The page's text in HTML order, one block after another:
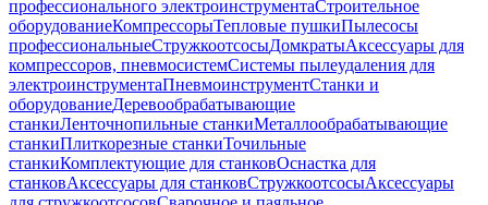
профессионального электроинструментаСтроительное
оборудованиеКомпрессорыТепловые пушкиПылесосы
профессиональныеСтружкоотсосыДомкратыАксессуары для
компрессоров, пневмосистемСистемы пылеудаления для
электроинструментаПневмоинструментСтанки и
оборудованиеДеревообрабатывающие
станкиЛенточнопильные станкиМеталлообрабатывающие
станкиПлиткорезные станкиТочильные
станкиКомплектующие для станковОснастка для
станковАксессуары для станковСтружкоотсосыАксессуары